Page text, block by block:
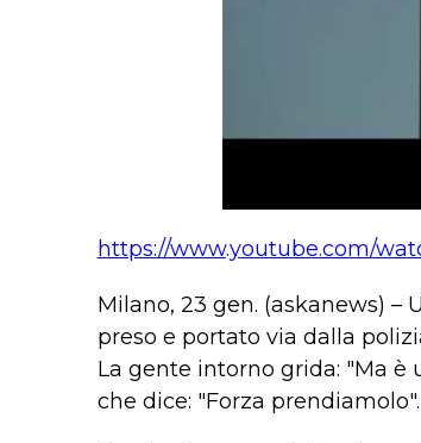
https://www.youtube.com/
Milano, 23 gen. (askanews)
preso e portato via dalla
La gente intorno grida: "Ma è
che dice: "Forza prendiamolo".